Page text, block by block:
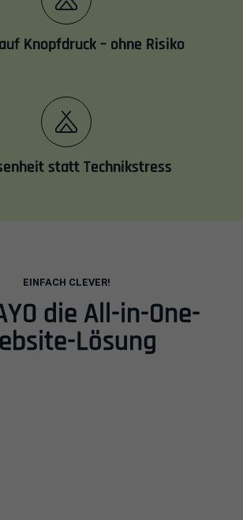
Knopfdruck – ohne Risiko
statt Technikstress
Einleitung
EINFACH CLEVER!
die All-in-One-
Lösung